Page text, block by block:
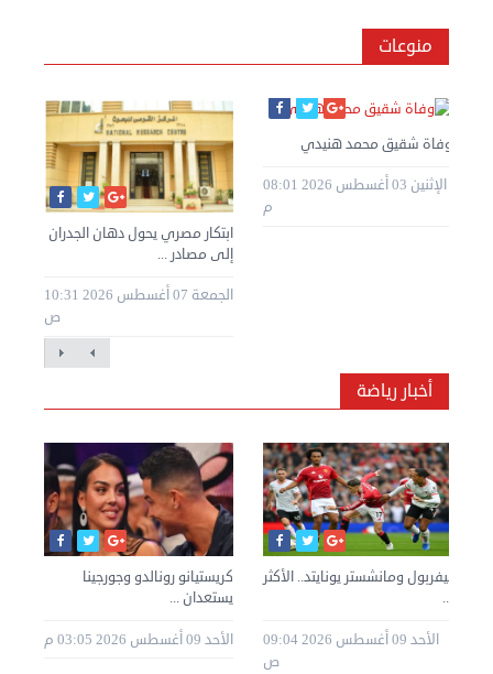
منوعات
ابتكار مصري يحول دهان الجدران
إلى مصادر ...
الجمعة 07 أغسطس 2026 10:31
ص
وفاة شقيق محمد هنيدي
الإثنين 03 أغسطس 2026 08:01
م
أخبار رياضة
كريستيانو رونالدو وجورجينا
يستعدان ...
الأحد 09 أغسطس 2026 03:05 م
ليفربول ومانشستر يونايتد.. الأكثر
...
الأحد 09 أغسطس 2026 09:04
ص